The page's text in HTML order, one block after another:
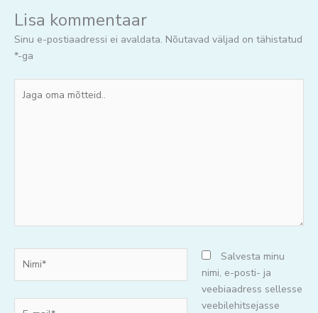
Lisa kommentaar
Sinu e-postiaadressi ei avaldata. Nõutavad väljad on tähistatud
*-ga
oma
Salvesta minu
nimi, e-posti- ja
veebiaadress sellesse
veebilehitsejasse